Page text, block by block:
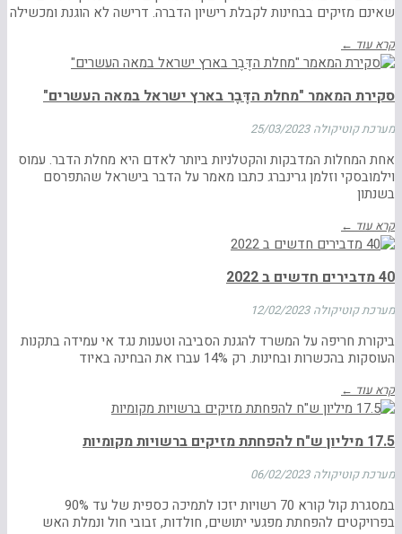
שאינם מזיקים בבחינות לקבלת רישיון הדברה. דרישה לא הוגנת ומכשילה
קרא עוד ←
סקירת המאמר "מחלת הדֶּבֶר בארץ ישראל במאה העשרים"
מערכת קוטיקולה 25/03/2023
אחת המחלות המדבקות והקטלניות ביותר לאדם היא מחלת הדבר. עמוס
וילמובסקי וזלמן גרינברג כתבו מאמר על הדבר בישראל שהתפרסם
בשנתון
קרא עוד ←
40 מדבירים חדשים ב 2022
מערכת קוטיקולה 12/02/2023
ביקורת חריפה על המשרד להגנת הסביבה וטענות נגד אי עמידה בתקנות
העוסקות בהכשרות ובחינות. רק 14% עברו את הבחינה באיוד
קרא עוד ←
17.5 מיליון ש"ח להפחתת מזיקים ברשויות מקומיות
מערכת קוטיקולה 06/02/2023
במסגרת קול קורא 70 רשויות יזכו לתמיכה כספית של עד 90%
בפרויקטים להפחתת מפגעי יתושים, חולדות, זבובי חול ונמלת האש